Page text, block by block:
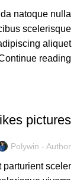
natoque nulla
scelerisque
aliquet...
reading
pictures
Polywin - Author
parturient sceler